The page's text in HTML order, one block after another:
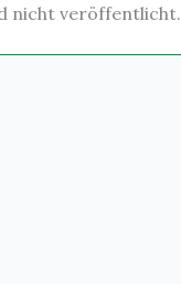
nicht veröffentlicht.